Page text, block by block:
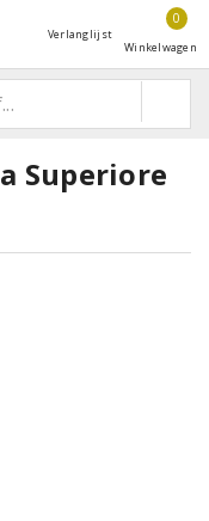
Verlanglijst
0
Winkelwagen
Superiore